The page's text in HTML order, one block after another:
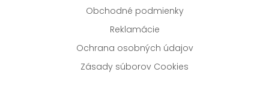
Obchodné podmienky
Reklamácie
Ochrana osobných údajov
Zásady súborov Cookies